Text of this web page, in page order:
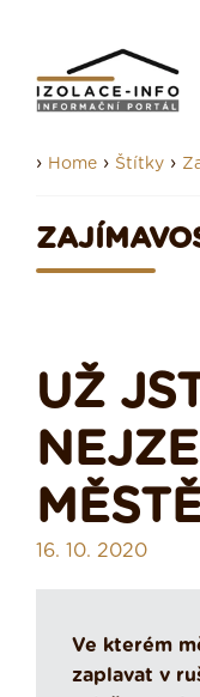
› Home › Štítky ›
UŽ
16. 10. 2020
Ve kterém
zaplavat v